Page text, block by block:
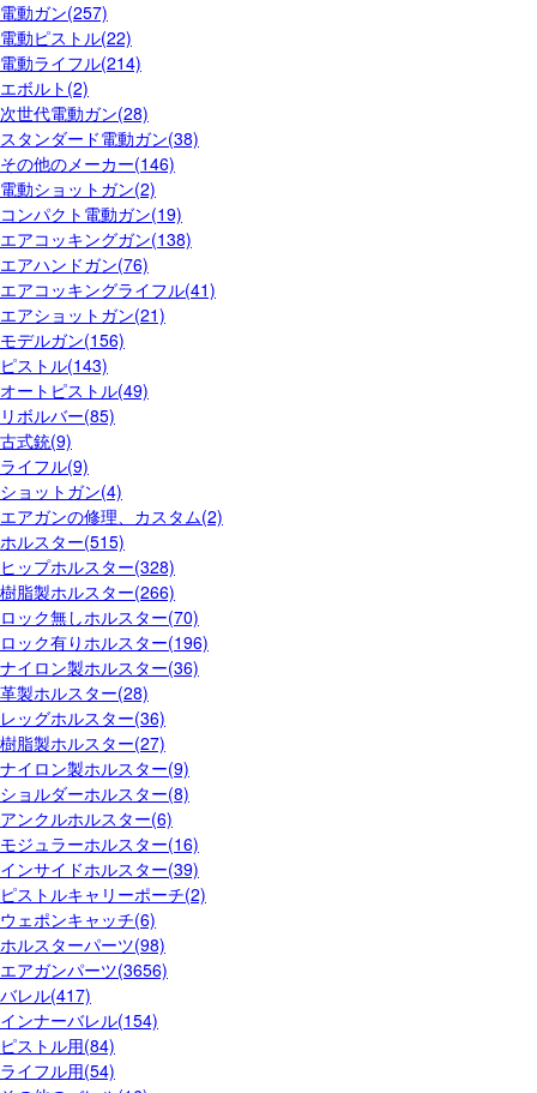
電動ガン(257)
電動ピストル(22)
電動ライフル(214)
エボルト(2)
次世代電動ガン(28)
スタンダード電動ガン(38)
その他のメーカー(146)
電動ショットガン(2)
コンパクト電動ガン(19)
エアコッキングガン(138)
エアハンドガン(76)
エアコッキングライフル(41)
エアショットガン(21)
モデルガン(156)
ピストル(143)
オートピストル(49)
リボルバー(85)
古式銃(9)
ライフル(9)
ショットガン(4)
エアガンの修理、カスタム(2)
ホルスター(515)
ヒップホルスター(328)
樹脂製ホルスター(266)
ロック無しホルスター(70)
ロック有りホルスター(196)
ナイロン製ホルスター(36)
革製ホルスター(28)
レッグホルスター(36)
樹脂製ホルスター(27)
ナイロン製ホルスター(9)
ショルダーホルスター(8)
アンクルホルスター(6)
モジュラーホルスター(16)
インサイドホルスター(39)
ピストルキャリーポーチ(2)
ウェポンキャッチ(6)
ホルスターパーツ(98)
エアガンパーツ(3656)
バレル(417)
インナーバレル(154)
ピストル用(84)
ライフル用(54)